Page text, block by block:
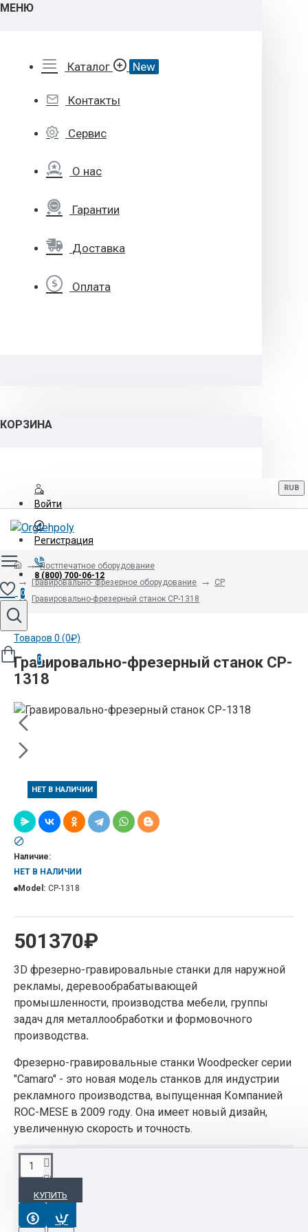
МЕНЮ
Каталог New
Контакты
Сервис
О нас
Гарантии
Доставка
Оплата
КОРЗИНА
Войти
Регистрация
8 (800) 700-06-12
RUB
0
Товаров 0 (0₽)
0
Постпечатное оборудование
Гравировально- фрезерное оборудование
CP
Гравировально-фрезерный станок CP-1318
Гравировально-фрезерный станок CP-
1318
НЕТ В НАЛИЧИИ
501370₽
Наличие:
НЕТ В НАЛИЧИИ
Model: CP-1318
3D фрезерно-гравировальные станки для наружной
рекламы, деревообрабатывающей
промышленности, производства мебели, группы
задач для металлообработки и формовочного
производства.
Фрезерно-гравировальные станки Woodpecker серии
"Camaro" - это новая модель станков для индустрии
рекламного производства, выпущенная Компанией
ROC-MESE в 2009 году. Она имеет новый дизайн,
увеличенную скорость и точность.
КУПИТЬ
ОПИСАНИЕ
Данная модель оснащена последней разработкой
Компании Woodpecker - контроллером СЧПУ,